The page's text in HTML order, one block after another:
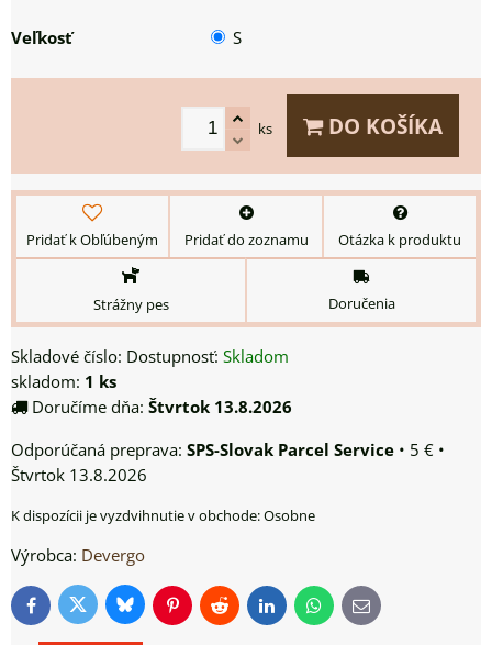
Veľkosť S
ks DO KOŠÍKA
Pridať k Obľúbeným Pridať do zoznamu Otázka k produktu
Strážny pes Doručenia
Skladové číslo: Dostupnosť: Skladom
skladom: 1 ks
Doručíme dňa: Štvrtok 13.8.2026
SPS-Slovak Parcel Service • 5 € •
Štvrtok 13.8.2026
Osobne
Výrobca: Devergo
FacebookTwitterBlueskyPinterestReddit LinkedInWhatsApp
E-
mail